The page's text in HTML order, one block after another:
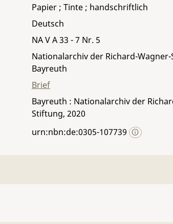
Papier ; Tinte ; handschriftlich
Deutsch
NA V A 33 - 7 Nr. 5
Nationalarchiv der Richard-
Bayreuth
Brief
Bayreuth : Nationalarchiv der
Stiftung, 2020
urn:nbn:de:0305-107739